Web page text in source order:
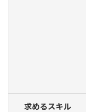
求めるスキル